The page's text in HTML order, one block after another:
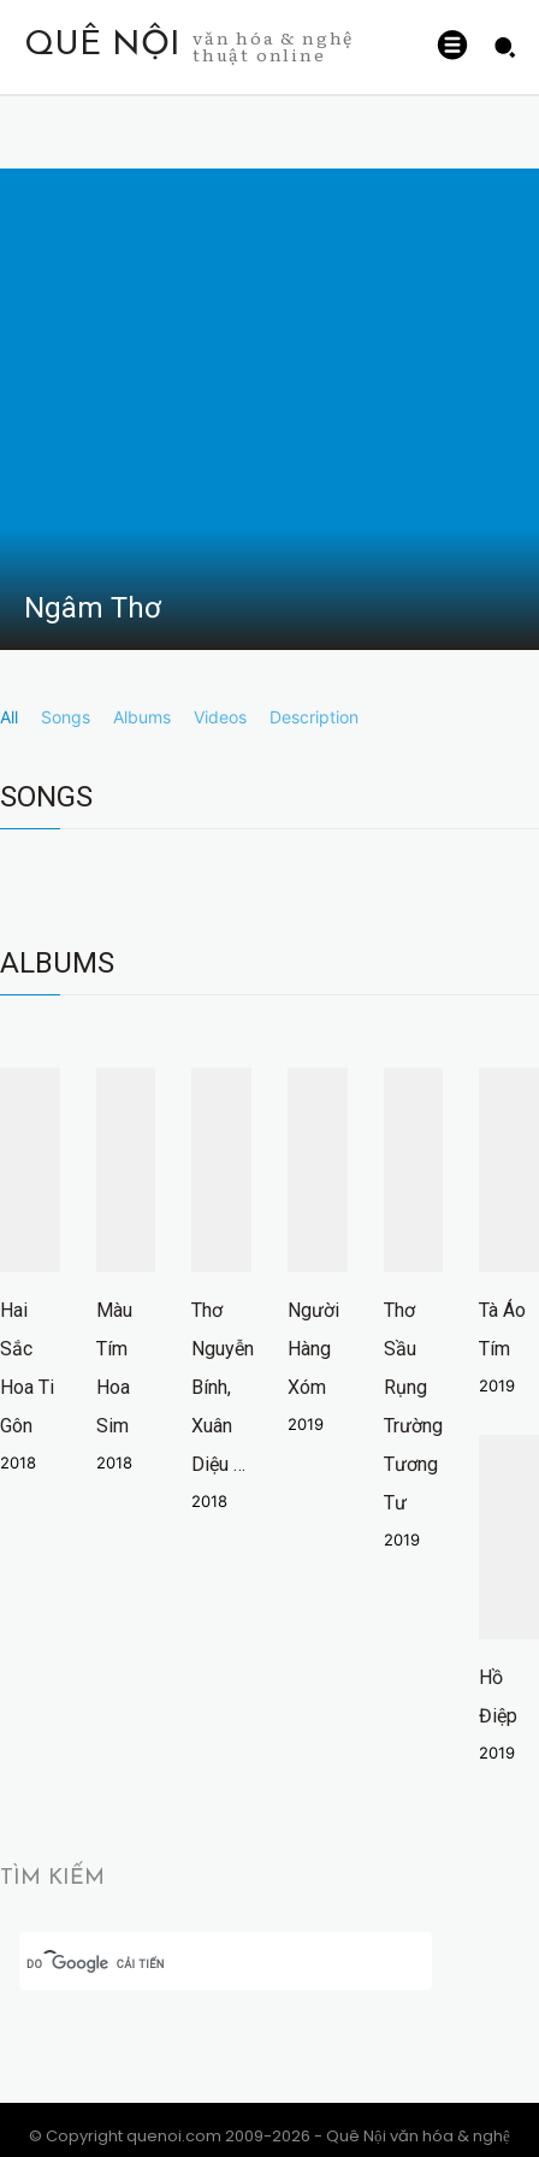
QUÊ NỘI văn hóa & nghệ
thuật online
Ngâm Thơ
All Songs Albums Videos Description
SONGS
ALBUMS
Hai
Sắc
Hoa Ti
Gôn
2018
Màu
Tím
Hoa
Sim
2018
Thơ
Nguyễn
Bính,
Xuân
Diệu …
2018
Người
Hàng
Xóm
2019
Thơ
Sầu
Rụng
Trường
Tương
Tư
2019
Tà Áo
Tím
2019
Hồ
Điệp
2019
TÌM KIẾM
© Copyright quenoi.com 2009-2026 - Quê Nội văn hóa & nghệ